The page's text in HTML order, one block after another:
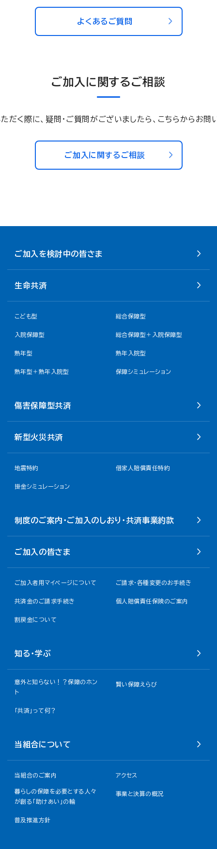
よくあるご質問
ご加入に関するご相談
だく際に、疑問・ご質問がございましたら、こちらからお問
ご加入に関するご相談
ご加入を検討中の皆さま
生命共済
こども型 総合保障型
入院保障型 総合保障型＋入院保障型
熟年型 熟年入院型
熟年型＋熟年入院型 保障シミュレーション
傷害保障型共済
新型火災共済
地震特約 借家人賠償責任特約
掛金シミュレーション
制度のご案内・ご加入のしおり・共済事業約款
ご加入の皆さま
ご加入者用マイページについて ご請求・各種変更のお手続き
共済金のご請求手続き 個人賠償責任保険のご案内
割戻金について​
知る・学ぶ
意外と知らない！？保障のホン
ト
賢い保障えらび
「共済」って何？
当組合について
当組合のご案内 アクセス
暮らしの保障を必要とする人々
が創る「助けあい」の輪
事業と決算の概況
普及推進方針